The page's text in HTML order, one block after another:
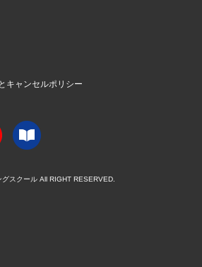
キャンセルポリシー
スクール All RIGHT RESERVED.